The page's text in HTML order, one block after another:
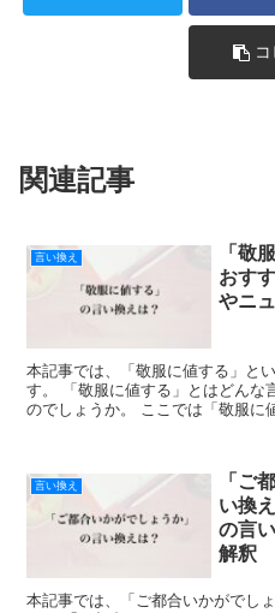
関連記事
言い換え
「敬
おす
やニ
本記事では、「敬服に値する」と
す。 「敬服に値する」とはどんな
のでしょうか。 ここでは「敬服に
言い換え
「ご
い換
の言
解釈
本記事では、「ご都合いかがでし